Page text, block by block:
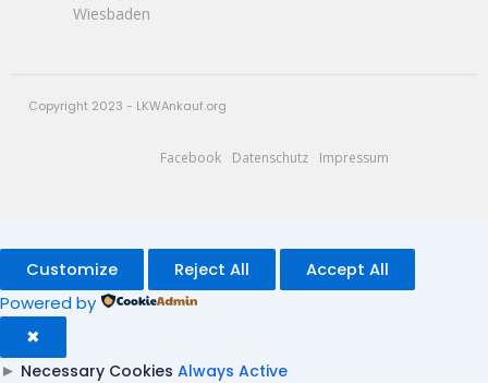
Wiesbaden
Copyright 2023 - LKWAnkauf.org
Facebook Datenschutz Impressum
Customize Reject All Accept All
Powered by
✖
► Necessary Cookies Always Active